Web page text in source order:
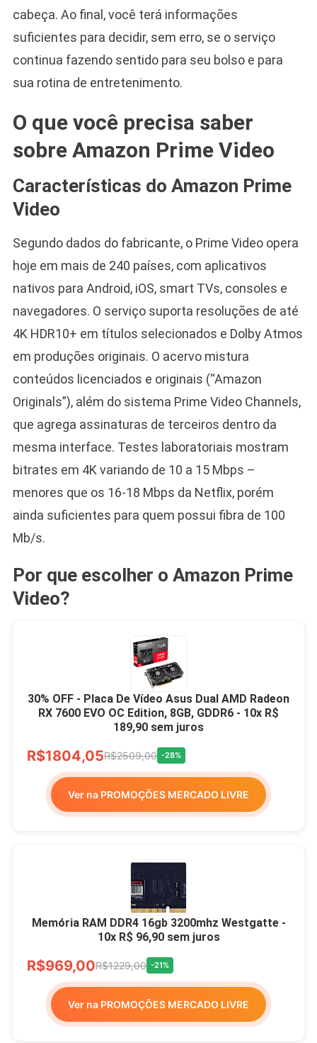
cabeça. Ao final, você terá informações
suficientes para decidir, sem erro, se o serviço
continua fazendo sentido para seu bolso e para
sua rotina de entretenimento.
O que você precisa saber
sobre Amazon Prime Video
Características do Amazon Prime
Video
Segundo dados do fabricante, o Prime Video opera
hoje em mais de 240 países, com aplicativos
nativos para Android, iOS, smart TVs, consoles e
navegadores. O serviço suporta resoluções de até
4K HDR10+ em títulos selecionados e Dolby Atmos
em produções originais. O acervo mistura
conteúdos licenciados e originais (“Amazon
Originals”), além do sistema Prime Video Channels,
que agrega assinaturas de terceiros dentro da
mesma interface. Testes laboratoriais mostram
bitrates em 4K variando de 10 a 15 Mbps –
menores que os 16-18 Mbps da Netflix, porém
ainda suficientes para quem possui fibra de 100
Mb/s.
Por que escolher o Amazon Prime
Video?
30% OFF - Placa De Vídeo Asus Dual AMD Radeon
RX 7600 EVO OC Edition, 8GB, GDDR6 - 10x R$
189,90 sem juros
R$1804,05R$2509,00 -28%
Ver na PROMOÇÕES MERCADO LIVRE
Memória RAM DDR4 16gb 3200mhz Westgatte -
10x R$ 96,90 sem juros
R$969,00R$1229,00 -21%
Ver na PROMOÇÕES MERCADO LIVRE